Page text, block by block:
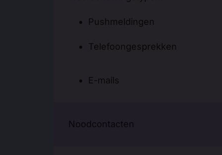
Pushmeldingen
Telefoongesprekken
E-mails
Noodcontacten